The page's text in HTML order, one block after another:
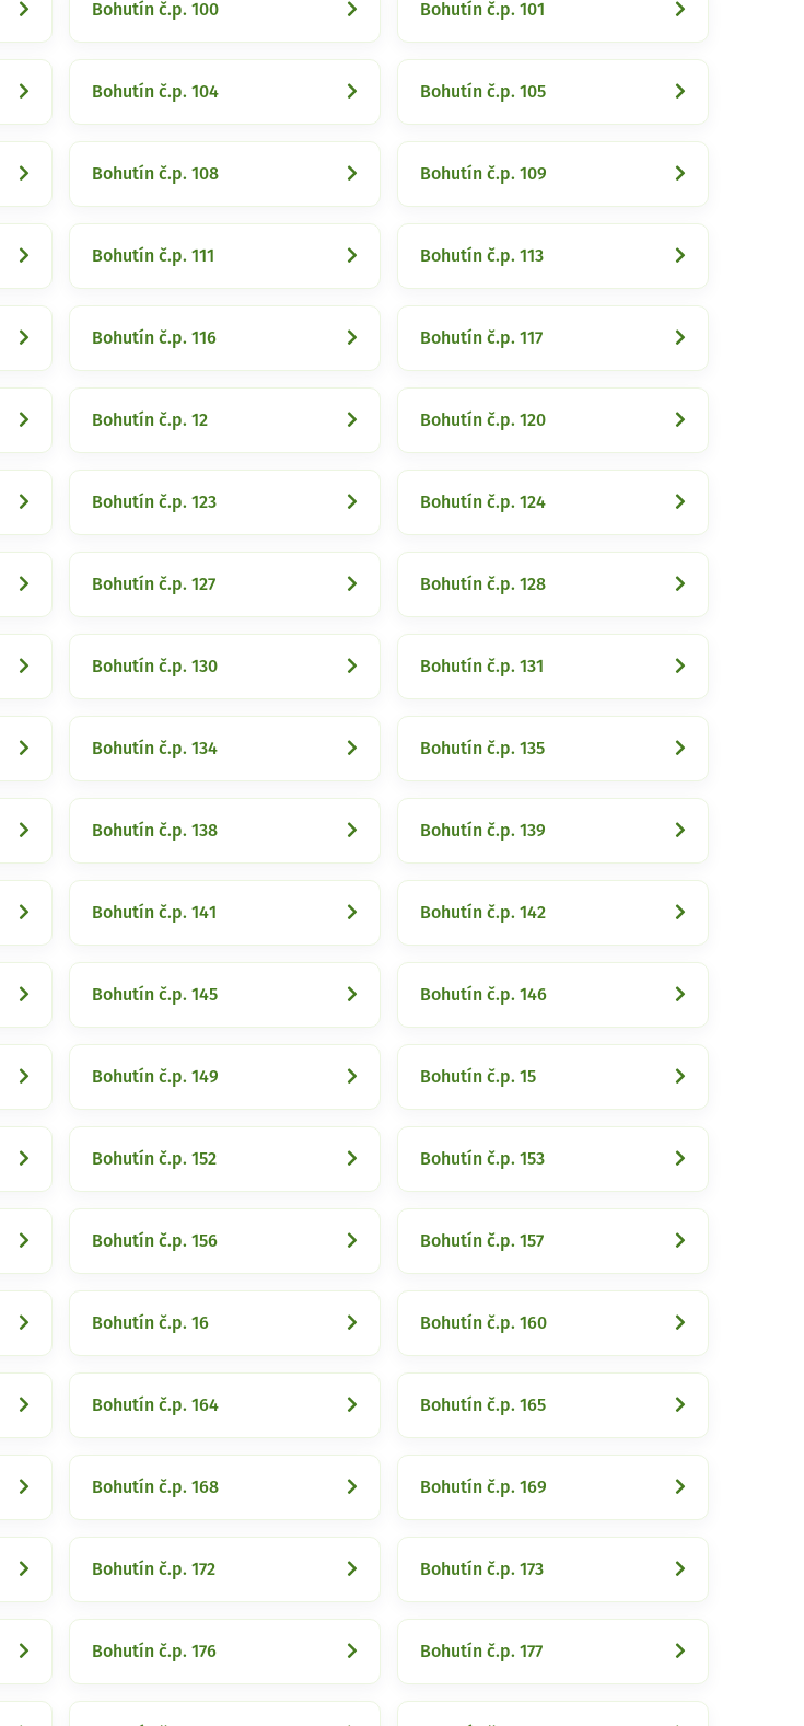
Bohutín č.p. 100 Bohutín č.p. 101
Bohutín č.p. 104 Bohutín č.p. 105
Bohutín č.p. 108 Bohutín č.p. 109
Bohutín č.p. 111 Bohutín č.p. 113
Bohutín č.p. 116 Bohutín č.p. 117
Bohutín č.p. 12 Bohutín č.p. 120
Bohutín č.p. 123 Bohutín č.p. 124
Bohutín č.p. 127 Bohutín č.p. 128
Bohutín č.p. 130 Bohutín č.p. 131
Bohutín č.p. 134 Bohutín č.p. 135
Bohutín č.p. 138 Bohutín č.p. 139
Bohutín č.p. 141 Bohutín č.p. 142
Bohutín č.p. 145 Bohutín č.p. 146
Bohutín č.p. 149 Bohutín č.p. 15
Bohutín č.p. 152 Bohutín č.p. 153
Bohutín č.p. 156 Bohutín č.p. 157
Bohutín č.p. 16 Bohutín č.p. 160
Bohutín č.p. 164 Bohutín č.p. 165
Bohutín č.p. 168 Bohutín č.p. 169
Bohutín č.p. 172 Bohutín č.p. 173
Bohutín č.p. 176 Bohutín č.p. 177